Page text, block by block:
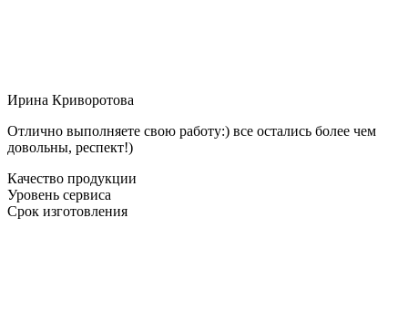
Ирина Криворотова
Отлично выполняете свою работу:) все остались более чем
довольны, респект!)
Качество продукции
Уровень сервиса
Срок изготовления